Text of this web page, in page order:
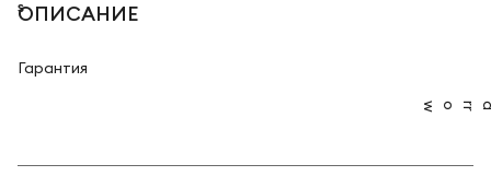
ОПИСАНИЕ
Гарантия